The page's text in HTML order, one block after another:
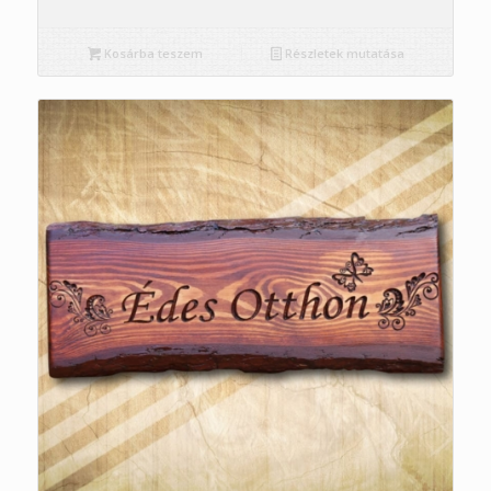
Kosárba teszem Részletek mutatása